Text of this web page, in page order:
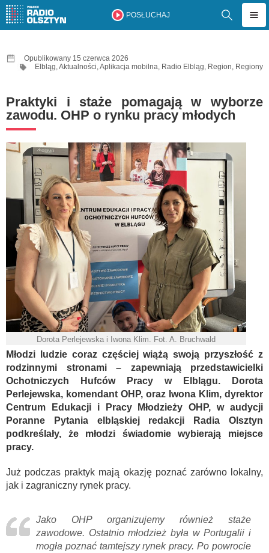
POSŁUCHAJ
Opublikowany 15 czerwca 2026
Elbląg,Aktualności,Aplikacja mobilna, Radio Elbląg, Region, Regiony
Praktyki i staże pomagają w wyborze
zawodu. OHP o rynku pracy młodych
Dorota Perlejewska i Iwona Klim. Fot. A. Bruchwald
Młodzi ludzie coraz częściej wiążą swoją przyszłość z
rodzinnymi stronami – zapewniają przedstawicielki
Ochotniczych Hufców Pracy w Elblągu. Dorota
Perlejewska, komendant OHP, oraz Iwona Klim, dyrektor
Centrum Edukacji i Pracy Młodzieży OHP, w audycji
Poranne Pytania elbląskiej redakcji Radia Olsztyn
podkreślały, że młodzi świadomie wybierają miejsce
pracy.
Już podczas praktyk mają okazję poznać zarówno lokalny,
jak i zagraniczny rynek pracy.
Jako OHP organizujemy również staże
zawodowe. Ostatnio młodzież była w Portugalii i
mogła poznać tamtejszy rynek pracy. Po powrocie